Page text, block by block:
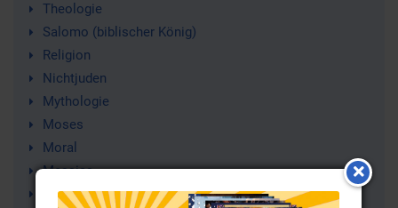
Theologie
Salomo (biblischer König)
Religion
Nichtjuden
Mythologie
Moses
Moral
Messias
Menschheit